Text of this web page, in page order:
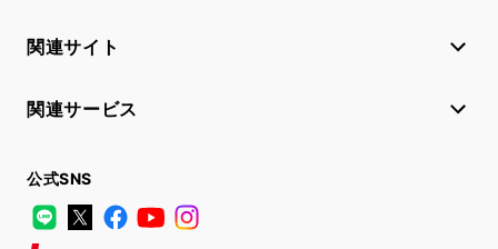
関連サイト
関連サービス
公式SNS
LINE
X FacebookYouTube